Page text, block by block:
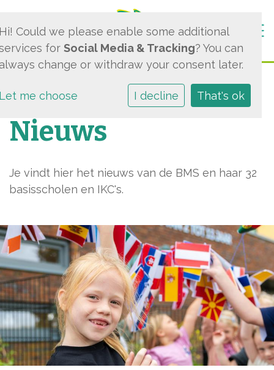
Nieuws
Je vindt hier het nieuws van de BMS en haar 32
basisscholen en IKC's.
Could we please enable some additional
for Social Media & Tracking? You can
change or withdraw your consent later.
me choose I decline That's ok